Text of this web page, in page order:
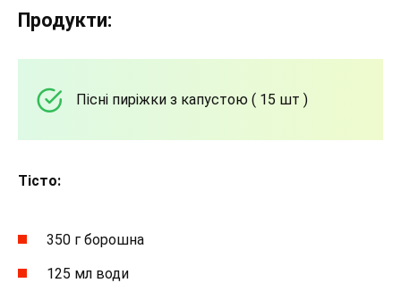
Продукти:
Пісні пиріжки з капустою ( 15 шт )
Тісто:
350 г борошна
125 мл води